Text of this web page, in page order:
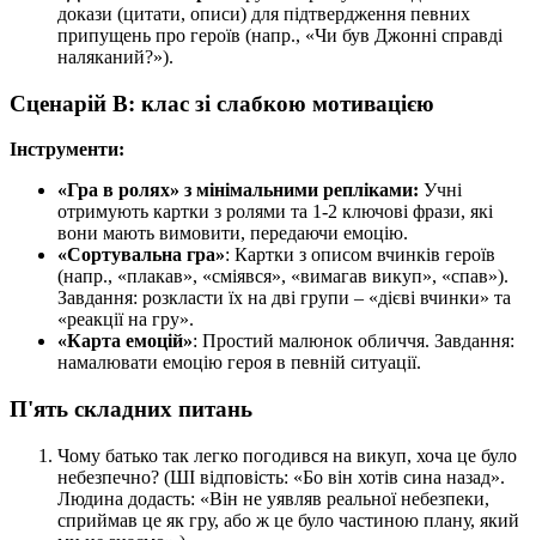
докази (цитати, описи) для підтвердження певних
припущень про героїв (напр., «Чи був Джонні справді
наляканий?»).
Сценарій В: клас зі слабкою мотивацією
Інструменти:
«Гра в ролях» з мінімальними репліками: Учні
отримують картки з ролями та 1-2 ключові фрази, які
вони мають вимовити, передаючи емоцію.
«Сортувальна гра»: Картки з описом вчинків героїв
(напр., «плакав», «сміявся», «вимагав викуп», «спав»).
Завдання: розкласти їх на дві групи – «дієві вчинки» та
«реакції на гру».
«Карта емоцій»: Простий малюнок обличчя. Завдання:
намалювати емоцію героя в певній ситуації.
П'ять складних питань
Чому батько так легко погодився на викуп, хоча це було
небезпечно? (ШІ відповість: «Бо він хотів сина назад».
Людина додасть: «Він не уявляв реальної небезпеки,
сприймав це як гру, або ж це було частиною плану, який